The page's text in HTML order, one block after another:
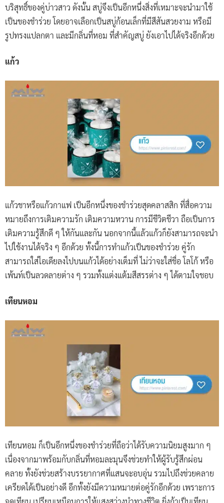
บริสุทธิ์ของคู่บ่าวสาว ดังนั้น สบู่จึงเป็นอีกหนึ่งสิ่งที่เหมาะจะนำมาใช้
เป็นของชำร่วย โดยอาจเลือกเป็นสบู่ก้อนเล็กที่มีสีสันสวยงาม หรือมี
รูปทรงแปลกตา และมีกลิ่นที่หอม ที่สำคัญสบู่ ยังเอาไปได้จริงอีกด้วย
แก้ว
แก้วชาหรือแก้วกาแฟ เป็นอีกหนึ่งของชำร่วยสุดคลาสสิก ที่สื่อความ
หมายถึงการเติมความรัก เติมความหวาน การมีชีวิตชีวา ถือเป็นการ
เติมความรู้สึกดี ๆ ให้กันและกัน นอกจากนี้แล้วแก้วก็ยังสามารถจะนำ
ไปใช้งานได้จริง ๆ อีกด้วย ทั้งนี้การทำแก้วเป็นของชำร่วย คู่รัก
สามารถใส่ไอเดียลงไปบนแก้วได้อย่างเต็มที่ ไม่ว่าจะใส่ชื่อ โลโก้ หรือ
เพ้นท์เป็นลวดลายต่าง ๆ รวมทั้งแต่งแต้มสีสรรต่าง ๆ ได้ตามใจชอบ
เทียนหอม
เทียนหอม ก็เป็นอีกหนึ่งของชำร่วยที่ถือว่าได้รับความนิยมสูงมาก ๆ
เนื่องจากมาพร้อมกับกลิ่นที่หอมละมุนจึงช่วยทำให้ผู้รับรู้สึกผ่อน
คลาย ทั้งยังช่วยสร้างบรรยากาศที่แสนจะอบอุ่น รวมไปถึงช่วยคลาย
เครียดได้เป็นอย่างดี อีกทั้งยังมีความหมายต่อคู่รักอีกด้วย เพราะการ